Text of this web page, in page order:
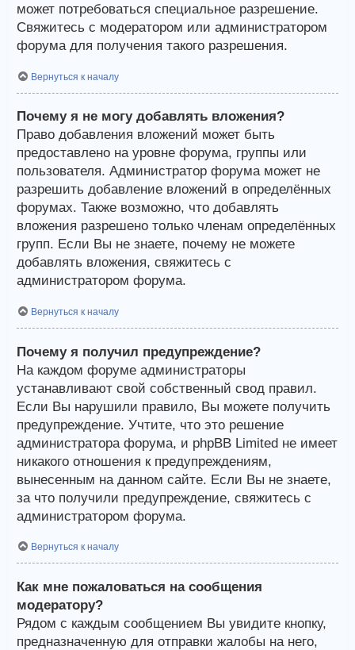
может потребоваться специальное разрешение.
Свяжитесь с модератором или администратором
форума для получения такого разрешения.
Вернуться к началу
Почему я не могу добавлять вложения?
Право добавления вложений может быть
предоставлено на уровне форума, группы или
пользователя. Администратор форума может не
разрешить добавление вложений в определённых
форумах. Также возможно, что добавлять
вложения разрешено только членам определённых
групп. Если Вы не знаете, почему не можете
добавлять вложения, свяжитесь с
администратором форума.
Вернуться к началу
Почему я получил предупреждение?
На каждом форуме администраторы
устанавливают свой собственный свод правил.
Если Вы нарушили правило, Вы можете получить
предупреждение. Учтите, что это решение
администратора форума, и phpBB Limited не имеет
никакого отношения к предупреждениям,
вынесенным на данном сайте. Если Вы не знаете,
за что получили предупреждение, свяжитесь с
администратором форума.
Вернуться к началу
Как мне пожаловаться на сообщения
модератору?
Рядом с каждым сообщением Вы увидите кнопку,
предназначенную для отправки жалобы на него,